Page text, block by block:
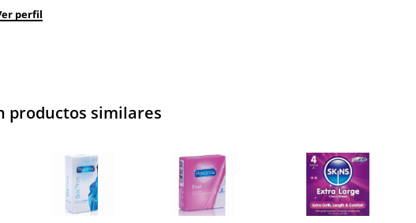
perfil
productos similares